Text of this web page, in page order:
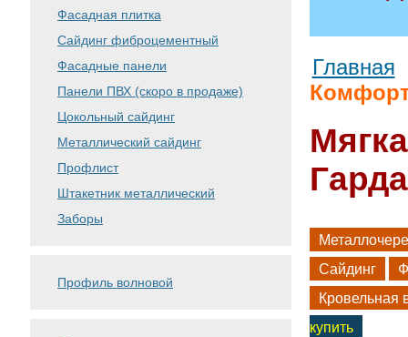
Фасадная плитка
Сайдинг фиброцементный
Фасадные панели
Панели ПВХ (скоро в продаже)
Цокольный сайдинг
Металлический сайдинг
Профлист
Штакетник металлический
Заборы
Профиль волновой
Главная
Сайдинг
Кровельная
купить